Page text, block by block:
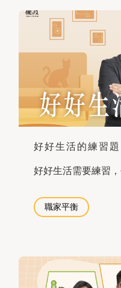
好好生活的練習題
好好生活需要練習
職家平衡